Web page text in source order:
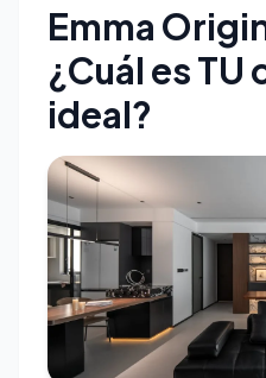
Emma
¿Cuál es TU
ideal?